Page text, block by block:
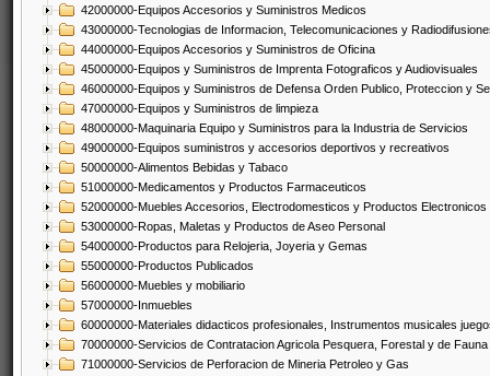
42000000-Equipos Accesorios y Suministros Medicos
43000000-Tecnologias de Informacion, Telecomunicaciones y
44000000-Equipos Accesorios y Suministros de Oficina
45000000-Equipos y Suministros de Imprenta Fotograficos y Audiovisuales
46000000-Equipos y Suministros de Defensa Orden Publico, Proteccion y
47000000-Equipos y Suministros de limpieza
48000000-Maquinaria Equipo y Suministros para la Industria de Servicios
49000000-Equipos suministros y accesorios deportivos y recreativos
50000000-Alimentos Bebidas y Tabaco
51000000-Medicamentos y Productos Farmaceuticos
52000000-Muebles Accesorios, Electrodomesticos y Productos Electronicos
53000000-Ropas, Maletas y Productos de Aseo Personal
54000000-Productos para Relojeria, Joyeria y Gemas
55000000-Productos Publicados
56000000-Muebles y mobiliario
57000000-Inmuebles
60000000-Materiales didacticos profesionales, Instrumentos musicales
70000000-Servicios de Contratacion Agricola Pesquera, Forestal y de Fauna
71000000-Servicios de Perforacion de Mineria Petroleo y Gas